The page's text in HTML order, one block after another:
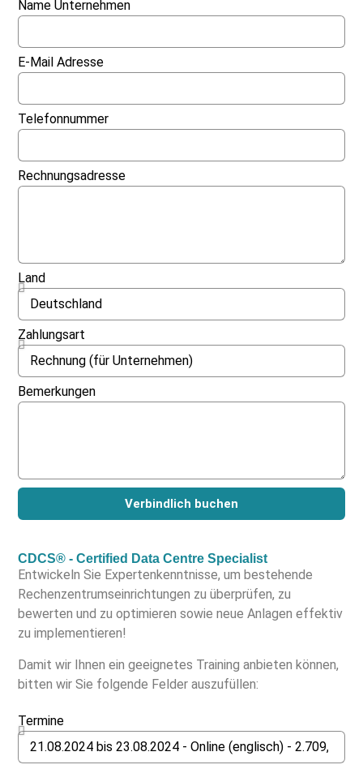
Name Unternehmen
E-Mail Adresse
Telefonnummer
Rechnungsadresse
Land
Zahlungsart
Bemerkungen
Verbindlich buchen
CDCS® - Certified Data Centre Specialist
Entwickeln Sie Expertenkenntnisse, um bestehende
Rechenzentrumseinrichtungen zu überprüfen, zu
bewerten und zu optimieren sowie neue Anlagen effektiv
zu implementieren!
Damit wir Ihnen ein geeignetes Training anbieten können,
bitten wir Sie folgende Felder auszufüllen:
Termine